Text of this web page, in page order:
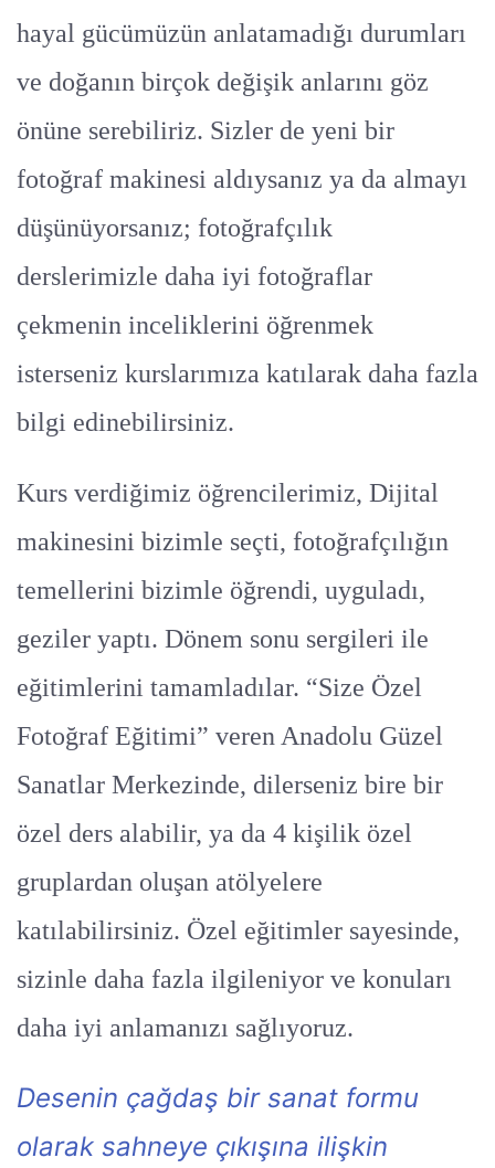
hayal gücümüzün anlatamadığı durumları
ve doğanın birçok değişik anlarını göz
önüne serebiliriz. Sizler de yeni bir
fotoğraf makinesi aldıysanız ya da almayı
düşünüyorsanız; fotoğrafçılık
derslerimizle daha iyi fotoğraflar
çekmenin inceliklerini öğrenmek
isterseniz kurslarımıza katılarak daha fazla
bilgi edinebilirsiniz.
Kurs verdiğimiz öğrencilerimiz, Dijital
makinesini bizimle seçti, fotoğrafçılığın
temellerini bizimle öğrendi, uyguladı,
geziler yaptı. Dönem sonu sergileri ile
eğitimlerini tamamladılar. “Size Özel
Fotoğraf Eğitimi” veren Anadolu Güzel
Sanatlar Merkezinde, dilerseniz bire bir
özel ders alabilir, ya da 4 kişilik özel
gruplardan oluşan atölyelere
katılabilirsiniz. Özel eğitimler sayesinde,
sizinle daha fazla ilgileniyor ve konuları
daha iyi anlamanızı sağlıyoruz.
Desenin çağdaş bir sanat formu
olarak sahneye çıkışına ilişkin